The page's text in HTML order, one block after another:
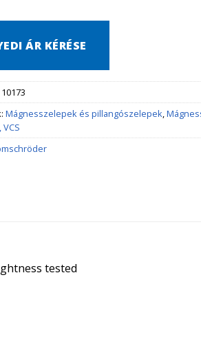
ÁR KÉRÉSE
10173
Mágnesszelepek és pillangószelepek
VCS
tested